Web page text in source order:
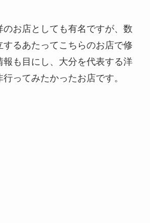
のお店としても有名ですが、数
するあたってこちらのお店で修
報も目にし、大分を代表する洋
ってみたかったお店です。